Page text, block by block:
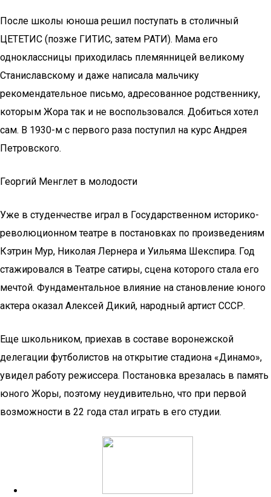
После школы юноша решил поступать в столичный
ЦЕТЕТИС (позже ГИТИС, затем РАТИ). Мама его
одноклассницы приходилась племянницей великому
Станиславскому и даже написала мальчику
рекомендательное письмо, адресованное родственнику,
которым Жора так и не воспользовался. Добиться хотел
сам. В 1930-м с первого раза поступил на курс Андрея
Петровского.
Георгий Менглет в молодости
Уже в студенчестве играл в Государственном историко-
революционном театре в постановках по произведениям
Кэтрин Мур, Николая Лернера и Уильяма Шекспира. Год
стажировался в Театре сатиры, сцена которого стала его
мечтой. Фундаментальное влияние на становление юного
актера оказал Алексей Дикий, народный артист СССР.
Еще школьником, приехав в составе воронежской
делегации футболистов на открытие стадиона «Динамо»,
увидел работу режиссера. Постановка врезалась в память
юного Жоры, поэтому неудивительно, что при первой
возможности в 22 года стал играть в его студии.